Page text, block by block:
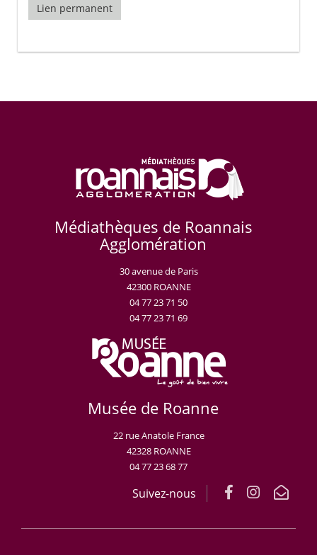
Lien permanent
Médiathèques de Roannais
Agglomération
30 avenue de Paris
42300 ROANNE
04 77 23 71 50
04 77 23 71 69
Musée de Roanne
22 rue Anatole France
42328 ROANNE
04 77 23 68 77
Suivez-nous